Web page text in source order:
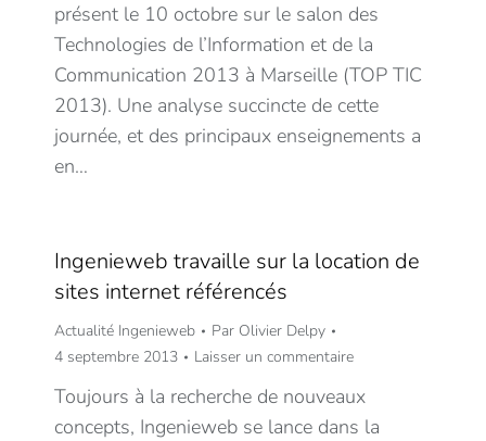
présent le 10 octobre sur le salon des
Technologies de l’Information et de la
Communication 2013 à Marseille (TOP TIC
2013). Une analyse succincte de cette
journée, et des principaux enseignements a
en…
Ingenieweb travaille sur la location de
sites internet référencés
Actualité Ingenieweb Par Olivier Delpy
4 septembre 2013
Laisser un commentaire
Toujours à la recherche de nouveaux
concepts, Ingenieweb se lance dans la